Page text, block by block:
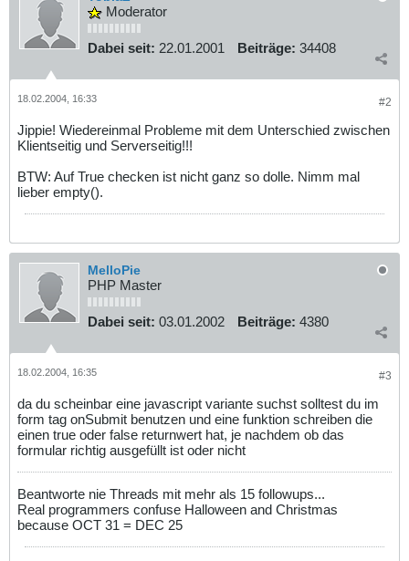
Moderator
Dabei seit: 22.01.2001 Beiträge: 34408
#2
18.02.2004, 16:33
Jippie! Wiedereinmal Probleme mit dem Unterschied zwischen
Klientseitig und Serverseitig!!!
BTW: Auf True checken ist nicht ganz so dolle. Nimm mal
lieber empty().
MelloPie
PHP Master
Dabei seit: 03.01.2002 Beiträge: 4380
#3
18.02.2004, 16:35
da du scheinbar eine javascript variante suchst solltest du im
form tag onSubmit benutzen und eine funktion schreiben die
einen true oder false returnwert hat, je nachdem ob das
formular richtig ausgefüllt ist oder nicht
Beantworte nie Threads mit mehr als 15 followups...
Real programmers confuse Halloween and Christmas
because OCT 31 = DEC 25